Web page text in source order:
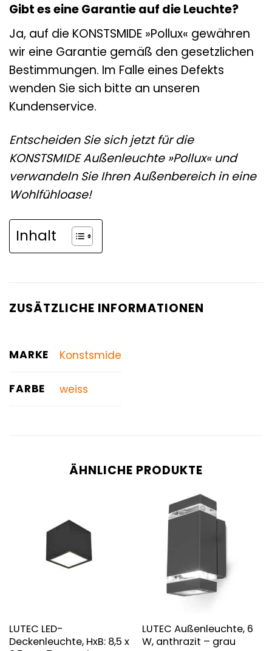
Gibt es eine Garantie auf die Leuchte?
Ja, auf die KONSTSMIDE »Pollux« gewähren
wir eine Garantie gemäß den gesetzlichen
Bestimmungen. Im Falle eines Defekts
wenden Sie sich bitte an unseren
Kundenservice.
Entscheiden Sie sich jetzt für die
KONSTSMIDE Außenleuchte »Pollux« und
verwandeln Sie Ihren Außenbereich in eine
Wohlfühloase!
Inhalt
ZUSÄTZLICHE INFORMATIONEN
MARKE Konstsmide
FARBE weiss
ÄHNLICHE PRODUKTE
LUTEC LED-
Deckenleuchte, HxB: 8,5 x
LUTEC Außenleuchte, 6
W, anthrazit – grau